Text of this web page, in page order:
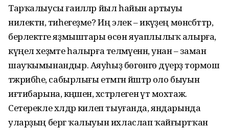
Тарҡалыусы ғаиләләр йыл һайын артыуы
нилектән, тиһегеҙме? Иң элек – икәүҙең мөнәсәбәттәр,
берлектәге яҙмыштары өсөн яуаплылыҡ алырға,
күңел хеҙмәте һалырға теләмәүенән, унан – заман
шауҡымынандыр. Аяуһыҙ бөгөнгө дәүерҙә тормош
тәжрибәһе, сабырлығы етмәгән йәштәр оло быуын
иғтибарына, кәңәшенә, хәстәрлегенә үтә мохтаж.
Сетерекле хәлдәр килеп тыуғанда, яндарында
уларҙың бергә ҡалыуын ихласлап ҡайғыртҡан